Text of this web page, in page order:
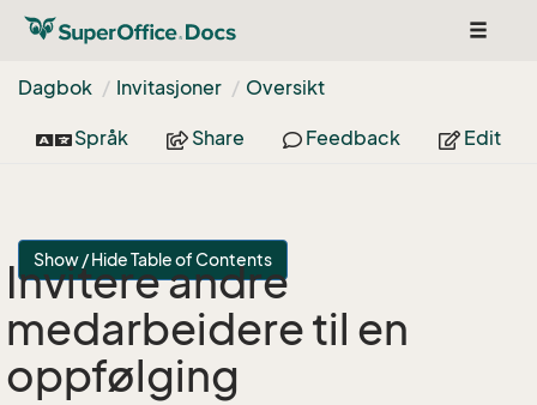
Toggle
Dagbok
Invitasjoner Oversikt
Språk Share Feedback Edit
Show / Hide Table of Contents
Invitere andre
medarbeidere til en
oppfølging